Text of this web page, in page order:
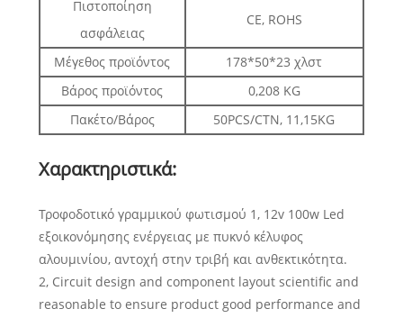
Πιστοποίηση
ασφάλειας
CE, ROHS
Μέγεθος προϊόντος
178*50*23 χλστ
Βάρος προϊόντος
0,208 KG
Πακέτο/Βάρος
50PCS/CTN, 11,15KG
Χαρακτηριστικά:
Τροφοδοτικό γραμμικού φωτισμού 1, 12v 100w Led
εξοικονόμησης ενέργειας με πυκνό κέλυφος
αλουμινίου, αντοχή στην τριβή και ανθεκτικότητα.
2, Circuit design and component layout scientific and
reasonable to ensure product good performance and